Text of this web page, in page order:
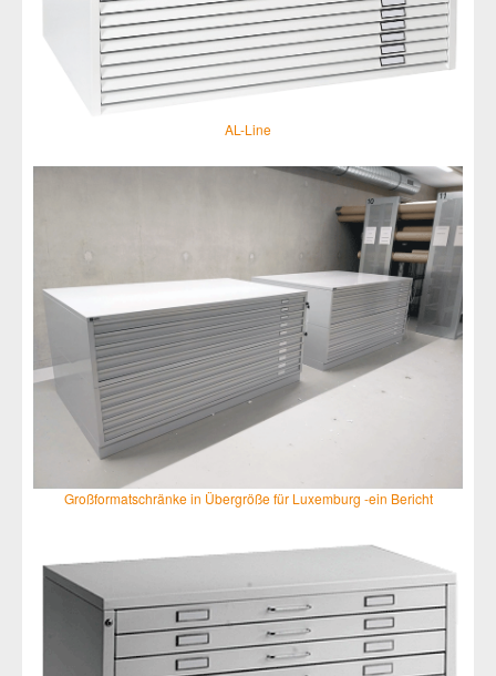
AL-Line
Großformatschränke in Übergröße für Luxemburg -ein Bericht